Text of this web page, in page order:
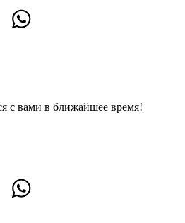
с вами в ближайшее время!